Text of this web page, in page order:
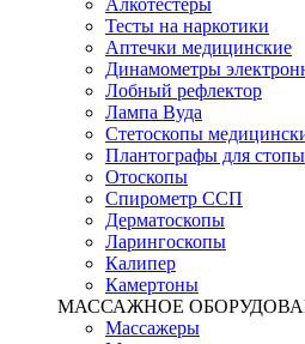
Алкотестеры
Тесты на наркотики
Аптечки медицинские
Динамометры
Лобный рефлектор
Лампа Вуда
Стетоскопы
Плантографы для стопы
Отоскопы
Спирометр ССП
Дерматоскопы
Ларингоскопы
Калипер
Камертоны
МАССАЖНОЕ
Массажеры